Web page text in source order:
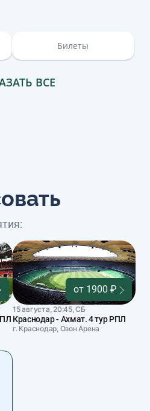
Билеты
ВСЕ
от 1900 ₽
15 августа, 20:45, СБ
Краснодар - Ахмат. 4 тур РПЛ
г. Краснодар, Озон Арена